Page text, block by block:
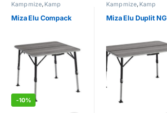
Kamp mize, Kamp
pohištvo
Miza Elu Compack
-10%
Kamp mize, Kamp
pohištvo
Miza Elu Duplit NG